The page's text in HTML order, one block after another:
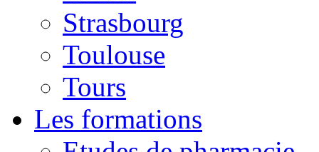
Strasbourg
Toulouse
Tours
Les formations